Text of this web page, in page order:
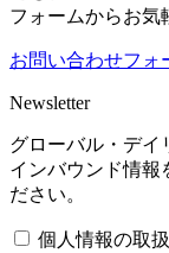
フォームからお気
お問い合わせフォ
Newsletter
グローバル・デイ
インバウンド情報
ださい。
個人情報の取